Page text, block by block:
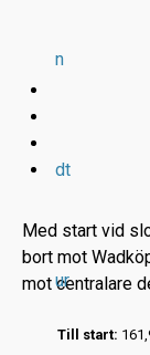
n
dt
ur
Med start vid
bort mot
mot centralare
Till start: